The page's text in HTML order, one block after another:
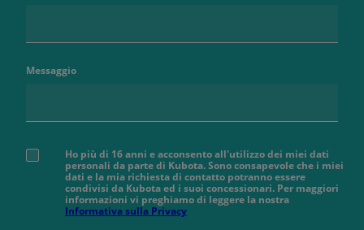
Messaggio
Ho più di 16 anni e acconsento all'utilizzo dei miei dati
personali da parte di Kubota. Sono consapevole che i miei
dati e la mia richiesta di contatto potranno essere
condivisi da Kubota ed i suoi concessionari. Per maggiori
informazioni vi preghiamo di leggere la nostra
Informativa sulla Privacy